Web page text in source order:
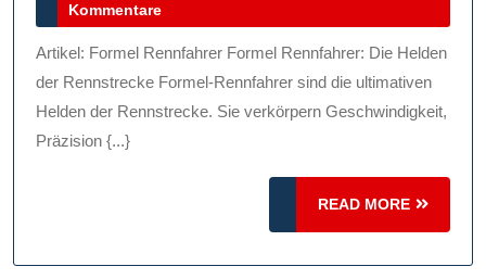
2024
Kommentare
Artikel: Formel Rennfahrer Formel Rennfahrer: Die Helden
der Rennstrecke Formel-Rennfahrer sind die ultimativen
Helden der Rennstrecke. Sie verkörpern Geschwindigkeit,
Präzision {...}
READ MORE
READ
MORE